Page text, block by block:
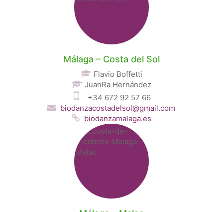
Málaga – Costa del Sol
Flavio Boffetti
JuanRa Hernández
+34 672 92 57 66
biodanzacostadelsol@gmail.com
biodanzamalaga.es